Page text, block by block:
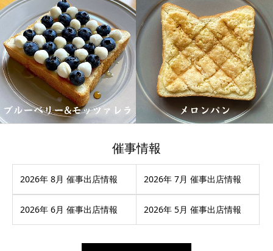
催事情報
2026年 8月 催事出店情報 2026年 7月 催事出店情報
2026年 6月 催事出店情報 2026年 5月 催事出店情報